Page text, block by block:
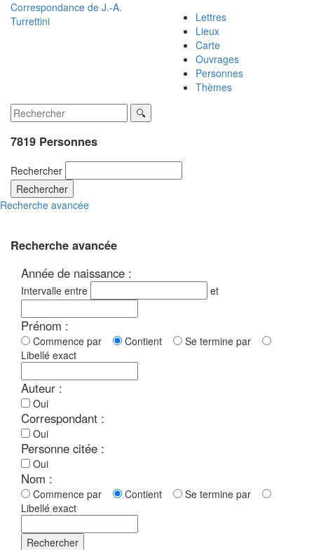
Correspondance de J.-A.
Turrettini
Lettres
Lieux
Carte
Ouvrages
Personnes
Thèmes
7819 Personnes
Rechercher
Rechercher
Recherche avancée
Recherche avancée
Année de naissance :
Intervalle entre et
Prénom :
Commence par Contient
Se termine par
Libellé exact
Auteur :
Oui
Correspondant :
Oui
Personne citée :
Oui
Nom :
Commence par Contient
Se termine par
Libellé exact
Rechercher